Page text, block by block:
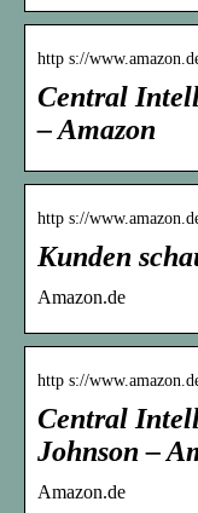
http s://
Central
– Amazon
http s://
Kunden
Amazon.de
http s://
Central
Johnson –
Amazon.de